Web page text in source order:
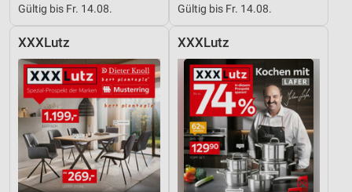
Gültig bis Fr. 14.08. Gültig bis Fr. 14.08.
XXXLutz XXXLutz
Inhalten
IAB-Besonderheiten:
Verwendung genauer Standortdaten
Geräte anhand von aktiv angeforderten
Informationen identifizieren
Nicht-IAB-Verarbeitungszwecke:
Notwendig